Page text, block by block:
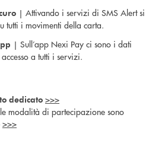
| Attivando i servizi di SMS Alert si
tutti i movimenti della carta.
| Sull’app Nexi Pay ci sono i dati
a tutti i servizi.
dedicato >>>
modalità di partecipazione sono
>>>